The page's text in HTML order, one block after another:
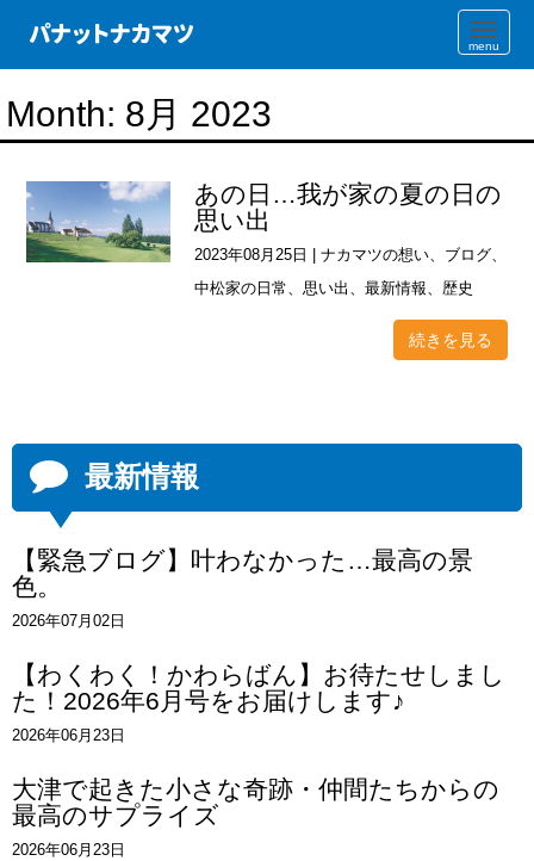
N
a
v
t
o
n
Month: 8月 2023
あの日…我が家の夏の日の
思い出
2023年08月25日 |ナカマツの想い、 ブログ、
中松家の日常、思い出 、最新情報、歴史
続きを見る
最新情報
【緊急ブログ】叶わなかった…最高の景
色。
2026年07月02日
【わくわく！かわらばん】お待たせしまし
た！2026年6月号をお届けします♪
2026年06月23日
大津で起きた小さな奇跡・仲間たちからの
最高のサプライズ
2026年06月23日